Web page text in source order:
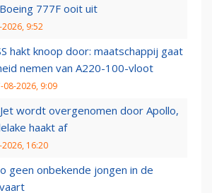
777F ooit uit
2026, 9:52
hakt knoop door: maatschappij gaat
nemen van A220-100-vloot
08-2026, 9:09
wordt overgenomen door Apollo,
haakt af
2026, 16:20
geen onbekende jongen in de